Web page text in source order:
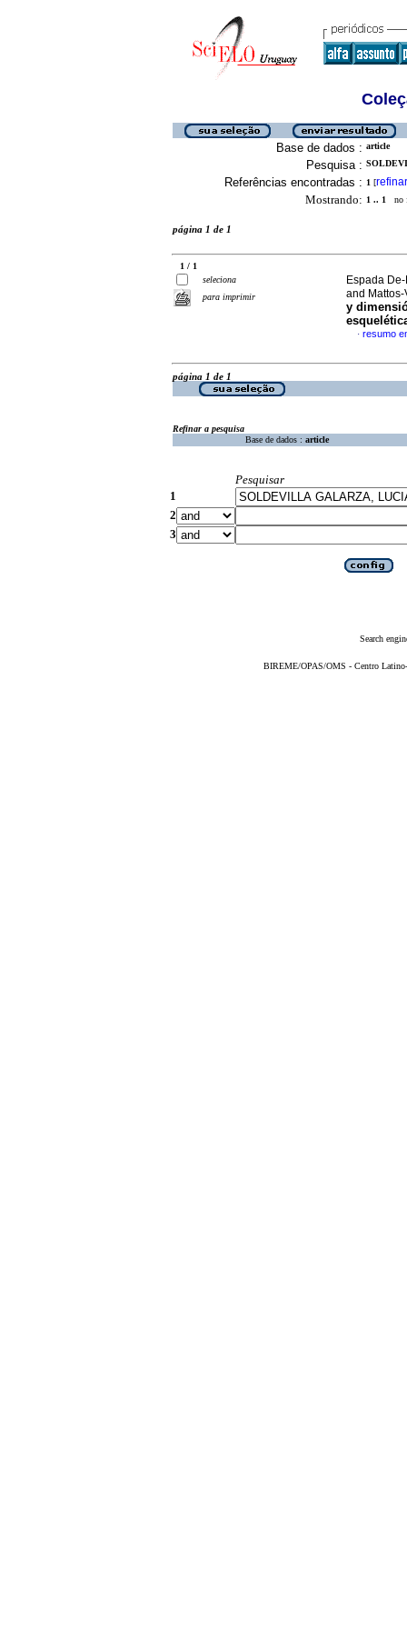
Base de dados : article
Pesquisa :
Referências encontradas : 1 [refinar
Mostrando: 1 .. 1 no
página 1 de 1
1 / 1
seleciona
para imprimir
Espada
and
y
· resumo
página 1 de 1
Refinar a pesquisa
Base de dados : article
Pesquisar
1
2
3
Search
BIREME/OPAS/OMS - Centro Latino-